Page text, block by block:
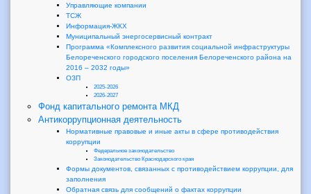
Управляющие компании
ТСЖ
Информация-ЖКХ
Муниципальный энергосервисный контракт
Программа «Комплексного развития социальной инфраструктуры
Белореченского городского поселения Белореченского района на
2016 – 2032 годы»
ОЗП
2025-2026
2026-2027
Фонд капитального ремонта МКД
Антикоррупционная деятельность
Нормативные правовые и иные акты в сфере противодействия
коррупции
Федеральное законодательство
Законодательство Краснодарского края
Формы документов, связанных с противодействием коррупции, для
заполнения
Обратная связь для сообщений о фактах коррупции